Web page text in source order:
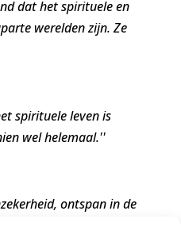
dat het spirituele en
werelden zijn. Ze
spirituele leven is
wel helemaal.''
ontspan in de